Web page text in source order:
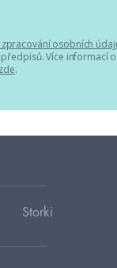
osobních
Více informací
zde.
Storki